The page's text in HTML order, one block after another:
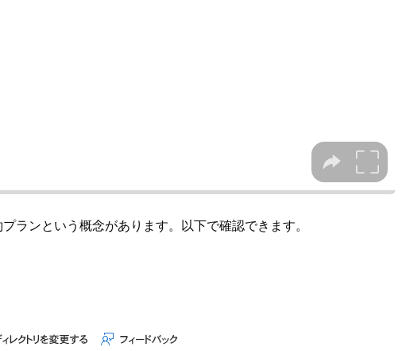
ランという概念があります。以下で確認できます。